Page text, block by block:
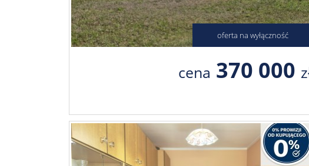
oferta na wyłączność
cena 370 000